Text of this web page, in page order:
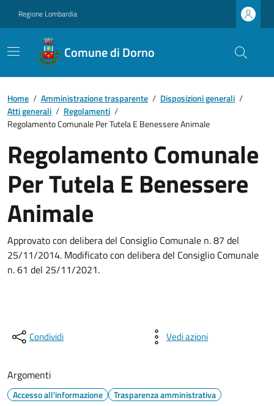
Regione Lombardia
Comune di Dorno
Home / Amministrazione trasparente / Disposizioni generali /
Atti generali / Regolamenti /
Regolamento Comunale Per Tutela E Benessere Animale
Regolamento Comunale
Per Tutela E Benessere
Animale
Approvato con delibera del Consiglio Comunale n. 87 del
25/11/2014. Modificato con delibera del Consiglio Comunale
n. 61 del 25/11/2021.
Condividi Vedi azioni
Argomenti
Accesso all'informazione Trasparenza amministrativa